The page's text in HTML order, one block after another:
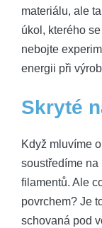
materiálu, ale
úkol, kterého
nebojte
energii při
Skryté
Když mluvíme⁤
⁤soustředíme na
filamentů. Ale⁢
povrchem? Je
⁣schovaná pod